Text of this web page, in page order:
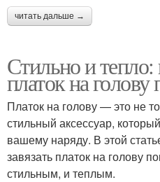
читать дальше →
Стильно и тепло:
платок на голову
Платок на голову — это не
стильный аксессуар,
вашему наряду. В этой
завязать платок на голову
стильным, и теплым.